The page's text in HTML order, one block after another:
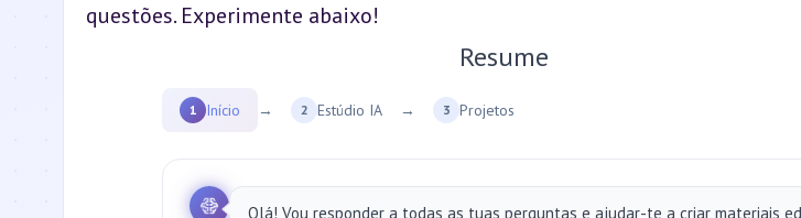
questões. Experimente abaixo!
Resume
1 Início → 2 Estúdio IA → 3 Projetos
Olá! Vou responder a todas as tuas perguntas e ajudar-te a criar materiais